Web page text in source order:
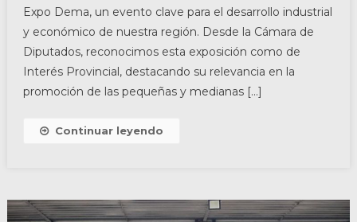
Expo Dema, un evento clave para el desarrollo industrial
y económico de nuestra región. Desde la Cámara de
Diputados, reconocimos esta exposición como de
Interés Provincial, destacando su relevancia en la
promoción de las pequeñas y medianas […]
Continuar leyendo